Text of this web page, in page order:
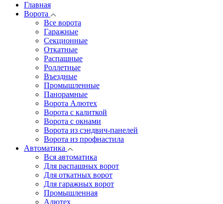
Главная
Ворота
Все ворота
Гаражные
Секционные
Откатные
Распашные
Роллетные
Въездные
Промышленные
Панорамные
Ворота Алютех
Ворота с калиткой
Ворота c окнами
Ворота из сэндвич-панелей
Ворота из профнастила
Автоматика
Вся автоматика
Для распашных ворот
Для откатных ворот
Для гаражных ворот
Промышленная
Алютех